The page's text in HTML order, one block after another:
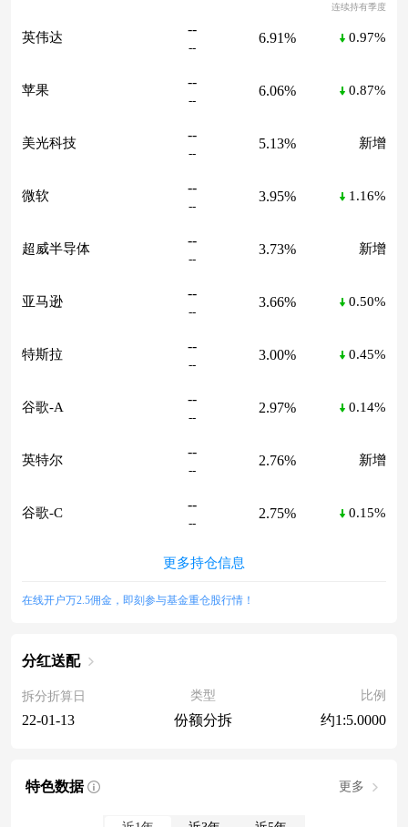
连续持有季度
英伟达
--
--
6.91% 0.97%
苹果
--
--
6.06% 0.87%
美光科技
--
--
5.13% 新增
微软
--
--
3.95% 1.16%
超威半导体
--
--
3.73% 新增
亚马逊
--
--
3.66% 0.50%
特斯拉
--
--
3.00% 0.45%
谷歌-A
--
--
2.97% 0.14%
英特尔
--
--
2.76% 新增
谷歌-C
--
--
2.75% 0.15%
更多持仓信息
在线开户万2.5佣金，即刻参与基金重仓股行情！
分红送配
拆分折算日
22-01-13
类型
份额分拆
比例
约1:5.0000
特色数据 更多